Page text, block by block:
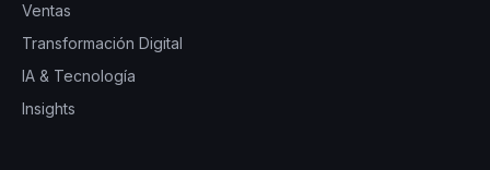
Ventas
Transformación Digital
IA & Tecnología
Insights